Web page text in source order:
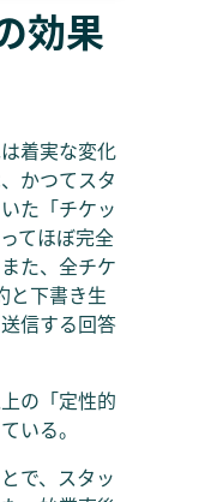
効果
着実な変化
かつてスタ
た「チケッ
てほぼ完全
た、全チケ
と下書き生
信する回答
の「定性的
いる。
で、スタッ